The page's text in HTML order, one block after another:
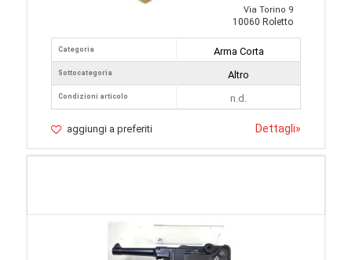
Via Torino 9
10060 Roletto
Categoria
Sottocategoria
Condizioni articolo
Arma Corta
Altro
n.d.
aggiungi a preferiti Dettagli»